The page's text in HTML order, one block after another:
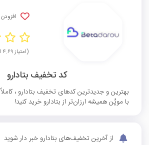
(امتیاز ۴.۶۹ از مجموع ۳۰ رای)
کد تخفیف بتادارو
بهترین و جدیدترین کدهای تخفیف بتادارو ،
با موپُن همیشه ارزان‌تر از بتادارو خرید کنید!
از آخرین تخفیف‌های بتادارو خبر دار شوید